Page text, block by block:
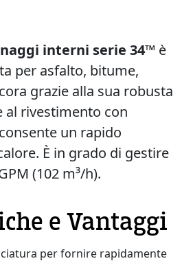
interni serie 34™ è
per asfalto, bitume,
grazie alla sua robusta
al rivestimento con
un rapido
È in grado di gestire
(102 m³/h).
e Vantaggi
per fornire rapidamente